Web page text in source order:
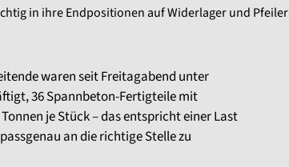
in ihre Endpositionen auf Widerlager und Pfeiler
waren seit Freitagabend unter
36 Spannbeton-Fertigteile mit
je Stück – das entspricht einer Last
an die richtige Stelle zu